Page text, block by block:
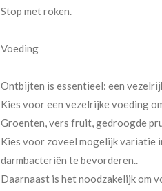
Stop met roken.
Voeding
Ontbijten is essentieel: een
Kies voor een vezelrijke voeding
Groenten, vers fruit, gedroogde
Kies voor zoveel mogelijk variatie
darmbacteriën te bevorderen..
Daarnaast is het noodzakelijk om